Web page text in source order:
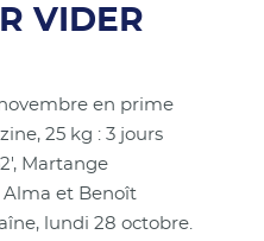
VIDER
en prime
25 kg : 3 jours
Martange
Alma et Benoît
lundi 28 octobre.